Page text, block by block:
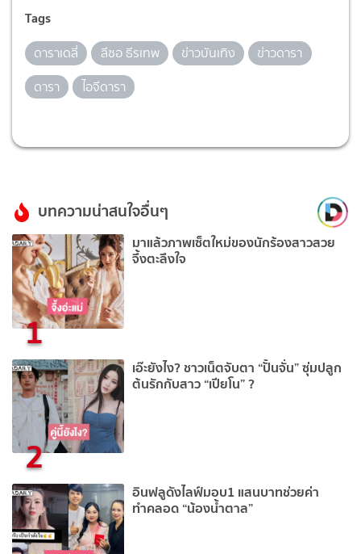
Tags
ดาราเดลี่ ลีซอ ธีรเทพ ข่าวบันเทิง
ข่าวดารา
ดารา
ไอจีดารา
บทความน่าสนใจอื่นๆ
1
มาแล้วภาพเซ็ตใหม่ของนักร้องสาวสวย
จึ้งตะลึงใจ
2
เอ๊ะยังไง? ชาวเน็ตจับตา “ปั้นจั่น” ซุ่มปลูก
ต้นรักกับสาว “เปียโน” ?
อินฟลูดังไลฟ์มอบ1 แสนบาทช่วยค่า
ทำคลอด “น้องน้ำตาล”